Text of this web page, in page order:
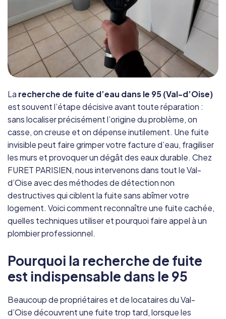
La recherche de fuite d’eau dans le 95 (Val-d’Oise)
est souvent l’étape décisive avant toute réparation :
sans localiser précisément l’origine du problème, on
casse, on creuse et on dépense inutilement. Une fuite
invisible peut faire grimper votre facture d’eau, fragiliser
les murs et provoquer un dégât des eaux durable. Chez
FURET PARISIEN, nous intervenons dans tout le Val-
d’Oise avec des méthodes de détection non
destructives qui ciblent la fuite sans abîmer votre
logement. Voici comment reconnaître une fuite cachée,
quelles techniques utiliser et pourquoi faire appel à un
plombier professionnel.
Pourquoi la recherche de fuite
est indispensable dans le 95
Beaucoup de propriétaires et de locataires du Val-
d’Oise découvrent une fuite trop tard, lorsque les